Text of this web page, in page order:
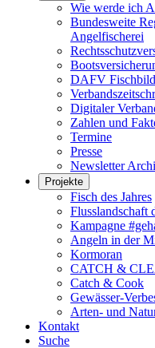
Wie werde ich
Bundesweite
Angelfischerei
DAFV
Digitaler
Zahlen und
Termine
Presse
Newsletter
Projekte
Fisch des Jahres
Flusslandschaft
Kampagne
Angeln in der
Kormoran
CATCH &
Catch & Cook
Gewässer-
Arten- und
Kontakt
Suche